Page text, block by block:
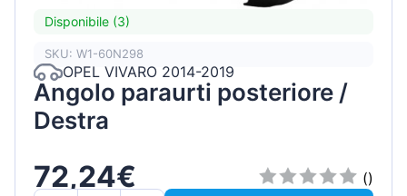
Disponibile (3)
SKU: W1-60N298
OPEL VIVARO 2014-2019
Angolo paraurti posteriore /
Destra
72,24€
()